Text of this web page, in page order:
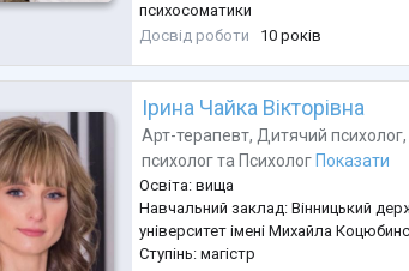
психосоматики
Дійсний член Української
Працюю з дорослими, підлітками
досвід роботи з військовими та
В своїй роботі використовую
Досвід роботи 10 років
Ірина Чайка Вікторівна
Арт-терапевт,Дитячий психолог,
психологта Психолог Показати
Освіта: вища
Навчальний заклад: Вінницький
університет імені Михайла
Ступінь: магістр